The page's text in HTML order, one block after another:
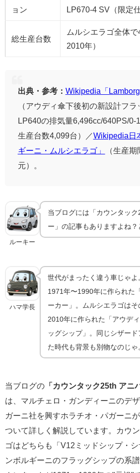
ョン
LP670-4 SV（限定
総生産台数
ムルシエラゴ全体
2010年）
出典・参考： Wikipedia「
（アウディ傘下後初の新設計フラ
LP640の排気量6,496cc/640PS/0-
生産台数4,099台）／Wikipedia日
ギーニ・ムルシエラゴ」
（生産
元）。
ルーキー
当ブログには「カウンタック
ー」の記事もありますよね？
ハマ学長
世代がまったく違う車じゃ
1971年〜1990年に作られた
ーカー」。ムルシエラゴは
2010年に作られた「アウデ
ッグシップ」。同じシザー
た時代も背景も別物なのじゃ
当ブログの 「カウンタック25th アニ
は、マルチェロ・ガンディーニのデ
ガーニ社を興すホラチオ・パガーニ
ついて詳しく解説しています。カウ
ゴはどちらも「V12ミッドシップ・
ンボルギーニのフラッグシップの系